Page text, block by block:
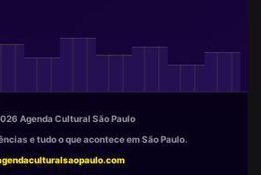
Agenda Cultural São Paulo
e tudo o que acontece em São Paulo.